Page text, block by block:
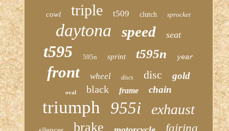
cowl triple t509 clutch sprocket
daytona speed seat
t595 595n sprint t595n year
front wheel discs disc gold
oval black frame chain
triumph 955i exhaust
brake fairing